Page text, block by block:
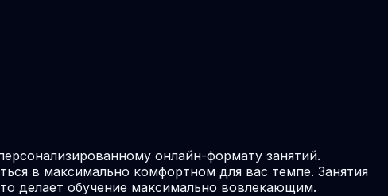
онлайн-формату занятий.
в максимально комфортном для вас темпе. Занятия
делает обучение максимально вовлекающим.